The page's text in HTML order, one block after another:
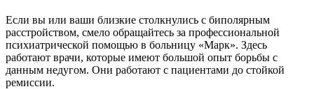
Если вы или ваши близкие столкнулись с биполярным
расстройством, смело обращайтесь за профессиональной
психиатрической помощью в больницу «Марк». Здесь
работают врачи, которые имеют большой опыт борьбы с
данным недугом. Они работают с пациентами до стойкой
ремиссии.